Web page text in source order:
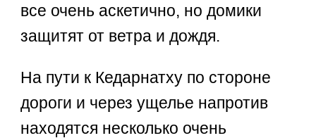
все очень аскетично, но домики
защитят от ветра и дождя.
На пути к Кедарнатху по стороне
дороги и через ущелье напротив
находятся несколько очень